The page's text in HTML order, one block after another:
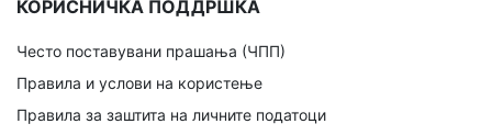
КОРИСНИЧКА ПОДДРШКА
Често поставувани прашања (ЧПП)
Правила и услови на користење
Правила за заштита на личните податоци